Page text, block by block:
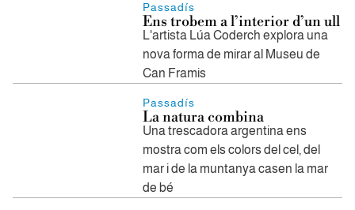
Passadís
Ens trobem a l’interior d’un ull
L'artista Lúa Coderch explora una
nova forma de mirar al Museu de
Can Framis
Passadís
La natura combina
Una trescadora argentina ens
mostra com els colors del cel, del
mar i de la muntanya casen la mar
de bé